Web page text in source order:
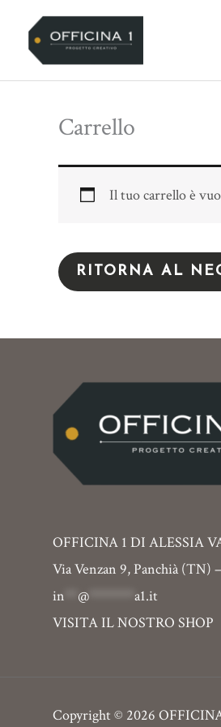
contenuto
Carrello
Il tuo carrello è
RITORNA AL
OFFICINA 1 DI ALESSIA
Via Venzan 9, Panchià (TN)
in
@
a1.it
VISITA IL NOSTRO SHOP
Copyright © 2026